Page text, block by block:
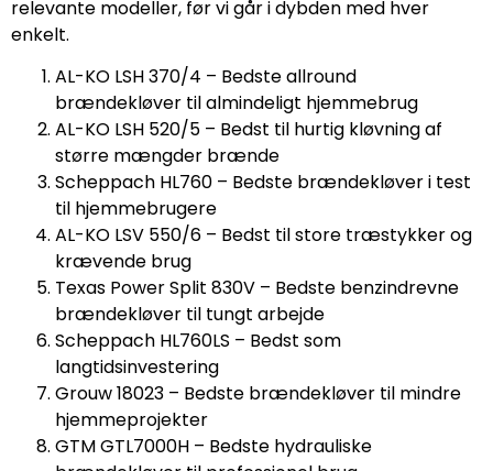
relevante modeller, før vi går i dybden med hver
enkelt.
AL-KO LSH 370/4 – Bedste allround
brændekløver til almindeligt hjemmebrug
AL-KO LSH 520/5 – Bedst til hurtig kløvning af
større mængder brænde
Scheppach HL760 – Bedste brændekløver i test
til hjemmebrugere
AL-KO LSV 550/6 – Bedst til store træstykker og
krævende brug
Texas Power Split 830V – Bedste benzindrevne
brændekløver til tungt arbejde
Scheppach HL760LS – Bedst som
langtidsinvestering
Grouw 18023 – Bedste brændekløver til mindre
hjemmeprojekter
GTM GTL7000H – Bedste hydrauliske